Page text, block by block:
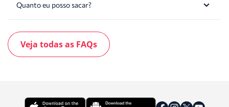
Quanto eu posso sacar?
Veja todas as FAQs